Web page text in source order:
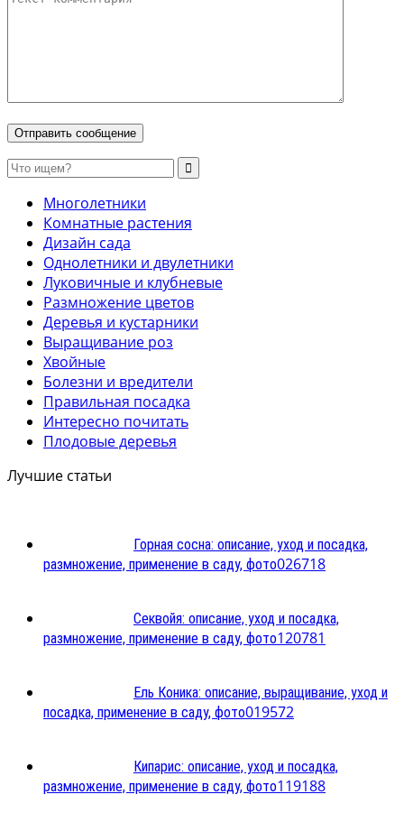
Многолетники
Комнатные растения
Дизайн сада
Однолетники и двулетники
Луковичные и клубневые
Размножение цветов
Деревья и кустарники
Выращивание роз
Хвойные
Болезни и вредители
Правильная посадка
Интересно почитать
Плодовые деревья
Лучшие статьи
Горная сосна: описание, уход и посадка,
размножение, применение в саду, фото026718
Секвойя: описание, уход и посадка,
размножение, применение в саду, фото120781
Ель Коника: описание, выращивание, уход и
посадка, применение в саду, фото019572
Кипарис: описание, уход и посадка,
размножение, применение в саду, фото119188